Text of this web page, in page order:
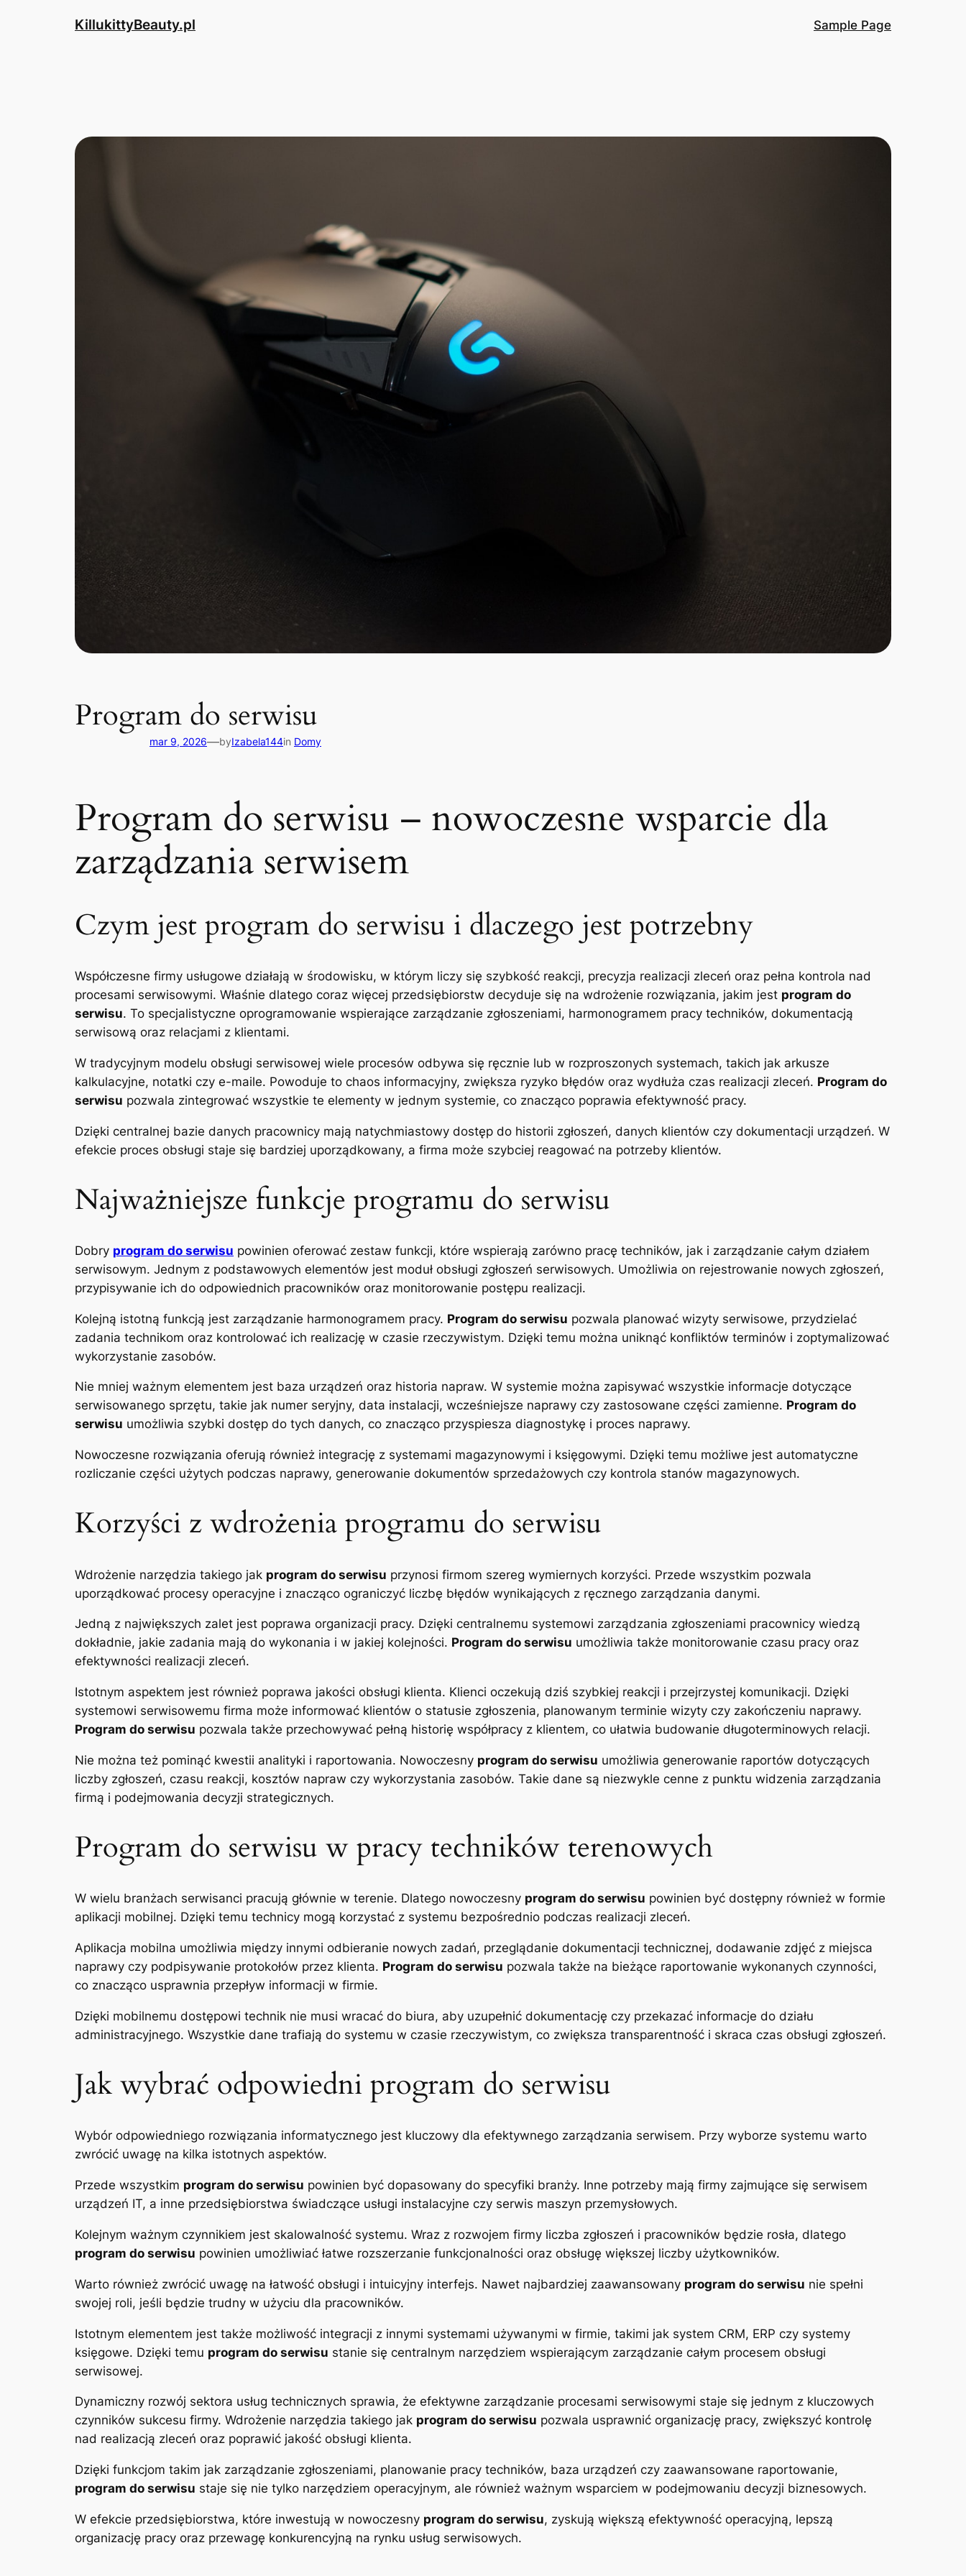
KillukittyBeauty.pl Sample Page
Program do serwisu
mar 9, 2026—byIzabela144in Domy
Program do serwisu – nowoczesne wsparcie dla
zarządzania serwisem
Czym jest program do serwisu i dlaczego jest potrzebny
Współczesne firmy usługowe działają w środowisku, w którym liczy się szybkość reakcji, precyzja realizacji zleceń oraz pełna kontrola nad
procesami serwisowymi. Właśnie dlatego coraz więcej przedsiębiorstw decyduje się na wdrożenie rozwiązania, jakim jest program do
serwisu. To specjalistyczne oprogramowanie wspierające zarządzanie zgłoszeniami, harmonogramem pracy techników, dokumentacją
serwisową oraz relacjami z klientami.
W tradycyjnym modelu obsługi serwisowej wiele procesów odbywa się ręcznie lub w rozproszonych systemach, takich jak arkusze
kalkulacyjne, notatki czy e-maile. Powoduje to chaos informacyjny, zwiększa ryzyko błędów oraz wydłuża czas realizacji zleceń. Program do
serwisu pozwala zintegrować wszystkie te elementy w jednym systemie, co znacząco poprawia efektywność pracy.
Dzięki centralnej bazie danych pracownicy mają natychmiastowy dostęp do historii zgłoszeń, danych klientów czy dokumentacji urządzeń. W
efekcie proces obsługi staje się bardziej uporządkowany, a firma może szybciej reagować na potrzeby klientów.
Najważniejsze funkcje programu do serwisu
Dobry program do serwisu powinien oferować zestaw funkcji, które wspierają zarówno pracę techników, jak i zarządzanie całym działem
serwisowym. Jednym z podstawowych elementów jest moduł obsługi zgłoszeń serwisowych. Umożliwia on rejestrowanie nowych zgłoszeń,
przypisywanie ich do odpowiednich pracowników oraz monitorowanie postępu realizacji.
Kolejną istotną funkcją jest zarządzanie harmonogramem pracy. Program do serwisu pozwala planować wizyty serwisowe, przydzielać
zadania technikom oraz kontrolować ich realizację w czasie rzeczywistym. Dzięki temu można uniknąć konfliktów terminów i zoptymalizować
wykorzystanie zasobów.
Nie mniej ważnym elementem jest baza urządzeń oraz historia napraw. W systemie można zapisywać wszystkie informacje dotyczące
serwisowanego sprzętu, takie jak numer seryjny, data instalacji, wcześniejsze naprawy czy zastosowane części zamienne. Program do
serwisu umożliwia szybki dostęp do tych danych, co znacząco przyspiesza diagnostykę i proces naprawy.
Nowoczesne rozwiązania oferują również integrację z systemami magazynowymi i księgowymi. Dzięki temu możliwe jest automatyczne
rozliczanie części użytych podczas naprawy, generowanie dokumentów sprzedażowych czy kontrola stanów magazynowych.
Korzyści z wdrożenia programu do serwisu
Wdrożenie narzędzia takiego jak program do serwisu przynosi firmom szereg wymiernych korzyści. Przede wszystkim pozwala
uporządkować procesy operacyjne i znacząco ograniczyć liczbę błędów wynikających z ręcznego zarządzania danymi.
Jedną z największych zalet jest poprawa organizacji pracy. Dzięki centralnemu systemowi zarządzania zgłoszeniami pracownicy wiedzą
dokładnie, jakie zadania mają do wykonania i w jakiej kolejności. Program do serwisu umożliwia także monitorowanie czasu pracy oraz
efektywności realizacji zleceń.
Istotnym aspektem jest również poprawa jakości obsługi klienta. Klienci oczekują dziś szybkiej reakcji i przejrzystej komunikacji. Dzięki
systemowi serwisowemu firma może informować klientów o statusie zgłoszenia, planowanym terminie wizyty czy zakończeniu naprawy.
Program do serwisu pozwala także przechowywać pełną historię współpracy z klientem, co ułatwia budowanie długoterminowych relacji.
Nie można też pominąć kwestii analityki i raportowania. Nowoczesny program do serwisu umożliwia generowanie raportów dotyczących
liczby zgłoszeń, czasu reakcji, kosztów napraw czy wykorzystania zasobów. Takie dane są niezwykle cenne z punktu widzenia zarządzania
firmą i podejmowania decyzji strategicznych.
Program do serwisu w pracy techników terenowych
W wielu branżach serwisanci pracują głównie w terenie. Dlatego nowoczesny program do serwisu powinien być dostępny również w formie
aplikacji mobilnej. Dzięki temu technicy mogą korzystać z systemu bezpośrednio podczas realizacji zleceń.
Aplikacja mobilna umożliwia między innymi odbieranie nowych zadań, przeglądanie dokumentacji technicznej, dodawanie zdjęć z miejsca
naprawy czy podpisywanie protokołów przez klienta. Program do serwisu pozwala także na bieżące raportowanie wykonanych czynności,
co znacząco usprawnia przepływ informacji w firmie.
Dzięki mobilnemu dostępowi technik nie musi wracać do biura, aby uzupełnić dokumentację czy przekazać informacje do działu
administracyjnego. Wszystkie dane trafiają do systemu w czasie rzeczywistym, co zwiększa transparentność i skraca czas obsługi zgłoszeń.
Jak wybrać odpowiedni program do serwisu
Wybór odpowiedniego rozwiązania informatycznego jest kluczowy dla efektywnego zarządzania serwisem. Przy wyborze systemu warto
zwrócić uwagę na kilka istotnych aspektów.
Przede wszystkim program do serwisu powinien być dopasowany do specyfiki branży. Inne potrzeby mają firmy zajmujące się serwisem
urządzeń IT, a inne przedsiębiorstwa świadczące usługi instalacyjne czy serwis maszyn przemysłowych.
Kolejnym ważnym czynnikiem jest skalowalność systemu. Wraz z rozwojem firmy liczba zgłoszeń i pracowników będzie rosła, dlatego
program do serwisu powinien umożliwiać łatwe rozszerzanie funkcjonalności oraz obsługę większej liczby użytkowników.
Warto również zwrócić uwagę na łatwość obsługi i intuicyjny interfejs. Nawet najbardziej zaawansowany program do serwisu nie spełni
swojej roli, jeśli będzie trudny w użyciu dla pracowników.
Istotnym elementem jest także możliwość integracji z innymi systemami używanymi w firmie, takimi jak system CRM, ERP czy systemy
księgowe. Dzięki temu program do serwisu stanie się centralnym narzędziem wspierającym zarządzanie całym procesem obsługi
serwisowej.
Dynamiczny rozwój sektora usług technicznych sprawia, że efektywne zarządzanie procesami serwisowymi staje się jednym z kluczowych
czynników sukcesu firmy. Wdrożenie narzędzia takiego jak program do serwisu pozwala usprawnić organizację pracy, zwiększyć kontrolę
nad realizacją zleceń oraz poprawić jakość obsługi klienta.
Dzięki funkcjom takim jak zarządzanie zgłoszeniami, planowanie pracy techników, baza urządzeń czy zaawansowane raportowanie,
program do serwisu staje się nie tylko narzędziem operacyjnym, ale również ważnym wsparciem w podejmowaniu decyzji biznesowych.
W efekcie przedsiębiorstwa, które inwestują w nowoczesny program do serwisu, zyskują większą efektywność operacyjną, lepszą
organizację pracy oraz przewagę konkurencyjną na rynku usług serwisowych.